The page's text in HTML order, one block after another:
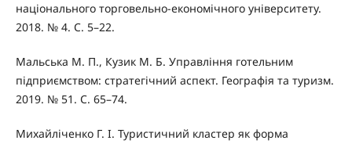
національного торговельно-економічного університету.
2018. № 4. С. 5–22.
Мальська М. П., Кузик М. Б. Управління готельним
підприємством: стратегічний аспект. Географія та туризм.
2019. № 51. С. 65–74.
Михайліченко Г. І. Туристичний кластер як форма